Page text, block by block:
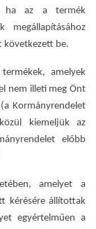
ha az a termék
megállapításához
következett be.
amelyek
nem illeti meg Önt
Kormányrendelet
kiemeljük az
előbb
amelyet a
kérésére állítottak
egyértelműen a